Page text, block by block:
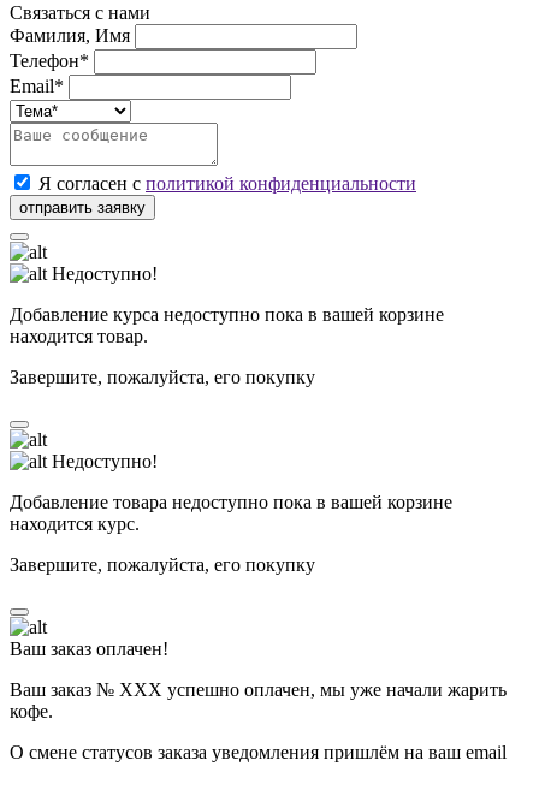
Связаться с нами
Фамилия, Имя
Телефон*
Email*
Я согласен с политикой конфиденциальности
Недоступно!
Добавление курса недоступно пока в вашей корзине
находится товар.
Завершите, пожалуйста, его покупку
Недоступно!
Добавление товара недоступно пока в вашей корзине
находится курс.
Завершите, пожалуйста, его покупку
Ваш заказ оплачен!
Ваш заказ № ХХХ успешно оплачен, мы уже начали жарить
кофе.
О смене статусов заказа уведомления пришлём на ваш email